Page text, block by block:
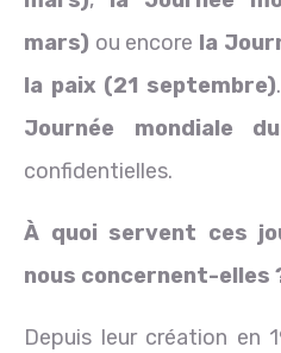
mars) ou encore la
la paix (21 septembre)
Journée mondiale
confidentielles.
À quoi servent ces
nous concernent-elles
Depuis leur création en